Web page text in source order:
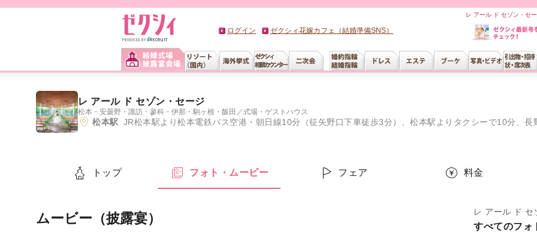
レ アール ド セゾン・セ
ログイン ゼクシィ花嫁カフェ（結婚準備SNS）
レ アール ド セゾン・セージ
松本・安曇野・諏訪・蓼科・伊那・駒ヶ根・飯田 ／式場・ゲストハウス
松本駅 JR松本駅より松本電鉄バス空港・朝日線10分（征矢野口下車徒歩3分）、松本駅よりタクシーで10分、長野自
トップ フォト・ムービー フェア 料金
ムービー（披露宴） レ アール ド セ
すべてのフォ